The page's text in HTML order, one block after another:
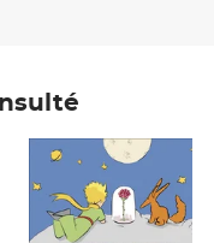
Prix 7,50€